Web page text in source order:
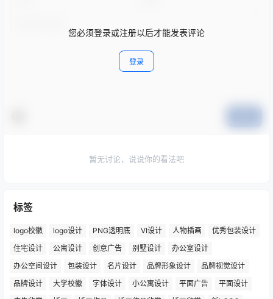
您必须登录或注册以后才能发表评论
登录
暂无讨论，说说你的看法吧
标签
logo校徽 logo设计 PNG透明底 VI设计 人物插画
优秀包装设计
住宅设计
公寓设计 创意广告 别墅设计
办公室设计
办公空间设计
包装设计 名片设计 品牌形象设计
品牌视觉设计
品牌设计
大学校徽 字体设计 小公寓设计 平面广告
平面设计